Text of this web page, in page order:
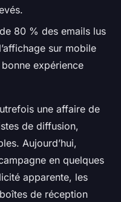
80 % des emails lus
sur mobile
expérience
une affaire de
de diffusion,
Aujourd’hui,
en quelques
apparente, les
de réception